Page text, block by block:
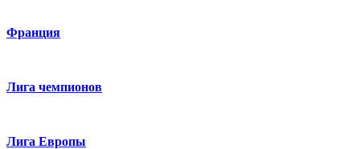
Франция
Лига чемпионов
Лига Европы